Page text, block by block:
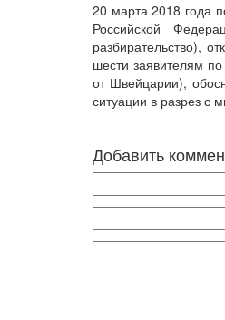
20 марта 2018 года
Российской
разбирательство),
шести заявителям
от Швейцарии),
ситуации в разрез с
Добавить